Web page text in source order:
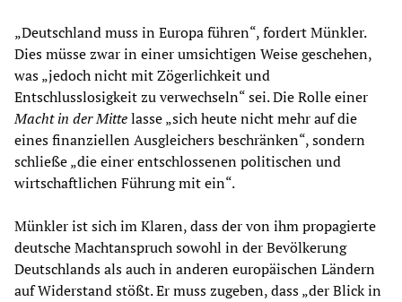
„Deutschland muss in Europa führen“, fordert Münkler.
Dies müsse zwar in einer umsichtigen Weise geschehen,
was „jedoch nicht mit Zögerlichkeit und
Entschlusslosigkeit zu verwechseln“ sei. Die Rolle einer
Macht in der Mittelasse „sich heute nicht mehr auf die
eines finanziellen Ausgleichers beschränken“, sondern
schließe „die einer entschlossenen politischen und
wirtschaftlichen Führung mit ein“.
Münkler ist sich im Klaren, dass der von ihm propagierte
deutsche Machtanspruch sowohl in der Bevölkerung
Deutschlands als auch in anderen europäischen Ländern
auf Widerstand stößt. Er muss zugeben, dass „der Blick in